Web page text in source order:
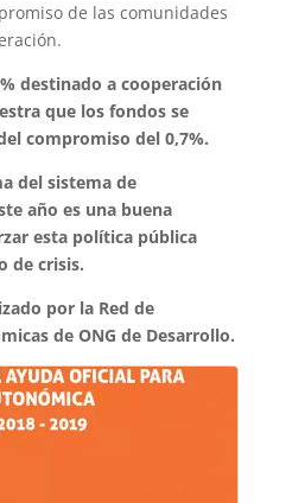
de las comunidades
destinado a cooperación
que los fondos se
compromiso del 0,7%.
del sistema de
año es una buena
esta política pública
de crisis.
por la Red de
de ONG de Desarrollo.